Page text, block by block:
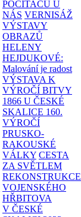
POČÍTAČŮ U
NÁS VERNISÁŽ
VÝSTAVY
OBRAZŮ
HELENY
HEJDUKOVÉ:
Malování je radost
VÝSTAVA K
VÝROČÍ BITVY
1866 U ČESKÉ
SKALICE 160.
VÝROČÍ
PRUSKO-
RAKOUSKÉ
VÁLKY CESTA
ZA SVĚTLEM
REKONSTRUKCE
VOJENSKÉHO
HŘBITOVA
V ČESKÉ